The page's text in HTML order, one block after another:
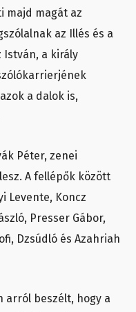
majd magát az
az Illés és a
István, a király
a dalok is,
Péter, zenei
A fellépők között
Levente, Koncz
Presser Gábor,
Dzsúdló és Azahriah
arról beszélt, hogy a